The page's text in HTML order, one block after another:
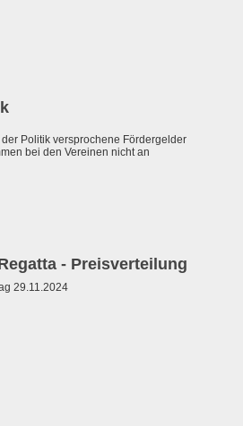
der Politik versprochene Fördergelder
bei den Vereinen nicht an
- Preisverteilung
29.11.2024